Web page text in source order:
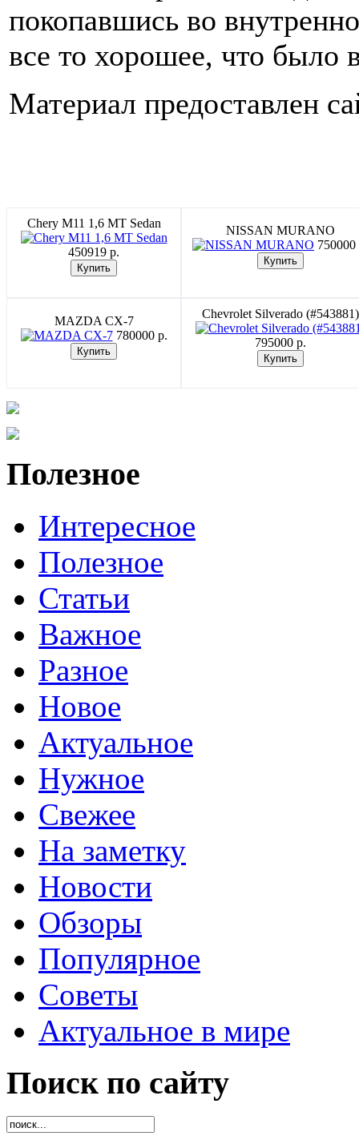
покопавшись во
все то хорошее, что было
Материал предоставлен
Chery M11 1,6 MT Sedan
450919 p.
NISSAN MURANO
750000
MAZDA CX-7
780000 p.
Chevrolet Silverado (#543881)
795000 p.
Полезное
Интересное
Полезное
Статьи
Важное
Разное
Новое
Актуальное
Нужное
Свежее
На заметку
Новости
Обзоры
Популярное
Советы
Актуальное в мире
Поиск по сайту